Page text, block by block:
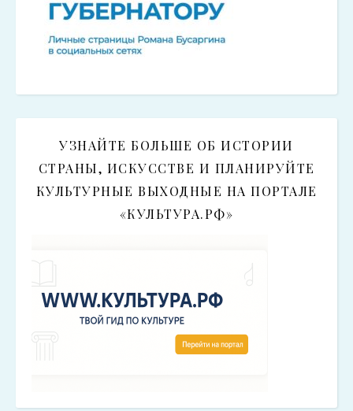
УЗНАЙТЕ БОЛЬШЕ ОБ ИСТОРИИ
СТРАНЫ, ИСКУССТВЕ И ПЛАНИРУЙТЕ
КУЛЬТУРНЫЕ ВЫХОДНЫЕ НА ПОРТАЛЕ
«КУЛЬТУРА.РФ»